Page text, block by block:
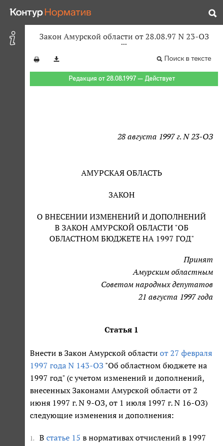
Закон Амурской области от 28.08.97 N 23-ОЗ
Поиск в тексте
Редакция от 28.08.1997 — Действует
28 августа 1997 г. N 23-ОЗ
АМУРСКАЯ ОБЛАСТЬ
ЗАКОН
О ВНЕСЕНИИ ИЗМЕНЕНИЙ И ДОПОЛНЕНИЙ
В ЗАКОН АМУРСКОЙ ОБЛАСТИ "ОБ
ОБЛАСТНОМ БЮДЖЕТЕ НА 1997 ГОД"
Принят
Амурским областным
Советом народных депутатов
21 августа 1997 года
Статья 1
Внести в Закон Амурской области от 27 февраля
1997 года N 143-ОЗ "Об областном бюджете на
1997 год" (с учетом изменений и дополнений,
внесенных Законами Амурской области от 2
июня 1997 г. N 9-ОЗ, от 1 июля 1997 г. N 16-ОЗ)
следующие изменения и дополнения:
1. В статье 15 в нормативах отчислений в 1997